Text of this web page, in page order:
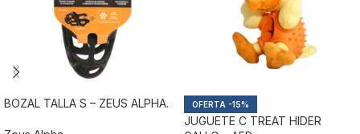
BOZAL TALLA S – ZEUS ALPHA. -15%
JUGUETE C TREAT HIDER